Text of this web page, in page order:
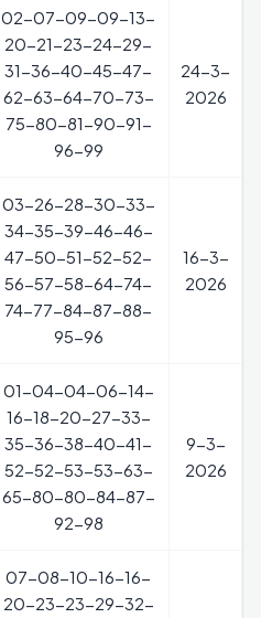
02-07-09-09-13-
20-21-23-24-29-
31-36-40-45-47-
62-63-64-70-73-
75-80-81-90-91-
96-99
24-3-
2026
03-26-28-30-33-
34-35-39-46-46-
47-50-51-52-52-
56-57-58-64-74-
74-77-84-87-88-
95-96
16-3-
2026
01-04-04-06-14-
16-18-20-27-33-
35-36-38-40-41-
52-52-53-53-63-
65-80-80-84-87-
92-98
9-3-
2026
07-08-10-16-16-
20-23-23-29-32-